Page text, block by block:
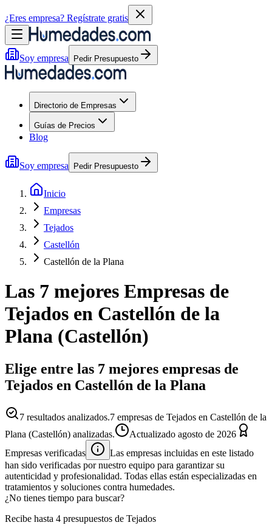
¿Eres empresa? Regístrate gratis
Soy empresa Pedir Presupuesto
Directorio de Empresas
Guías de Precios
Blog
Soy empresa Pedir Presupuesto
Inicio
Empresas
Tejados
Castellón
Castellón de la Plana
Las 7 mejores Empresas de
Tejados en Castellón de la
Plana (Castellón)
Elige entre las 7 mejores empresas de
Tejados en Castellón de la Plana
7 resultados analizados.7 empresas de Tejados en Castellón de la
Plana (Castellón) analizadas.
Actualizado agosto de 2026
Empresas verificadas
Las empresas incluidas en este listado
han sido verificadas por nuestro equipo para garantizar su
autenticidad y profesionalidad. Todas ellas están especializadas en
tratamientos y soluciones contra humedades.
¿No tienes tiempo para buscar?
Recibe hasta 4 presupuestos de Tejados